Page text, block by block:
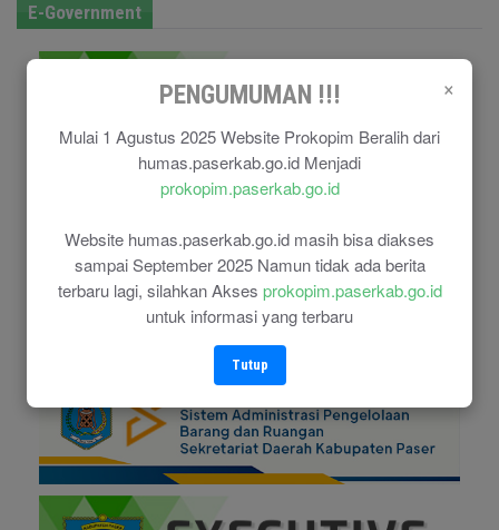
×
PENGUMUMAN !!!
Mulai 1 Agustus 2025 Website Prokopim Beralih dari
humas.paserkab.go.id Menjadi
prokopim.paserkab.go.id
Website humas.paserkab.go.id masih bisa diakses
sampai September 2025 Namun tidak ada berita
terbaru lagi, silahkan Akses prokopim.paserkab.go.id
untuk informasi yang terbaru
Tutup
E-Government